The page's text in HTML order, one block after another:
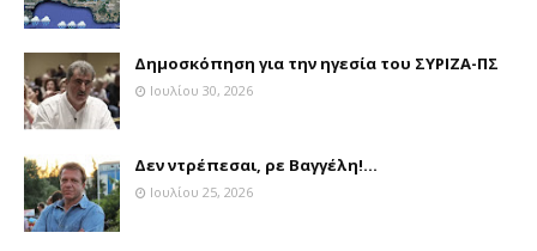
Δημοσκόπηση για την ηγεσία του ΣΥΡΙΖΑ-ΠΣ
Ιουλίου 30, 2026
Δεν ντρέπεσαι, ρε Βαγγέλη!...
Ιουλίου 25, 2026